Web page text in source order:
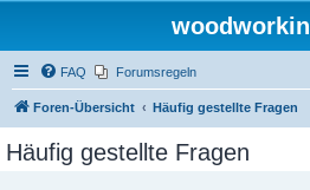
FAQ Forumsregeln
Foren-Übersicht Häufig gestellte Fragen
Häufig gestellte Fragen